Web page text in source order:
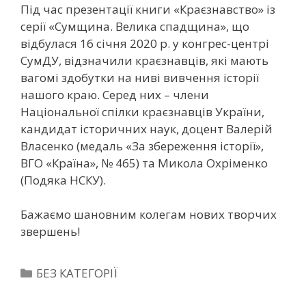
Під час презентації книги «Краєзнавство» із
серії «Сумщина. Велика спадщина», що
відбулася 16 січня 2020 р. у конгрес-центрі
СумДУ, відзначили краєзнавців, які мають
вагомі здобутки на ниві вивчення історії
нашого краю. Серед них – члени
Національної спілки краєзнавців України,
кандидат історичних наук, доцент Валерій
Власенко (медаль «За збереження історії»,
ВГО «Країна», № 465) та Микола Охріменко
(Подяка НСКУ).
Бажаємо шановним колегам нових творчих
звершень!
БЕЗ КАТЕГОРІЇ